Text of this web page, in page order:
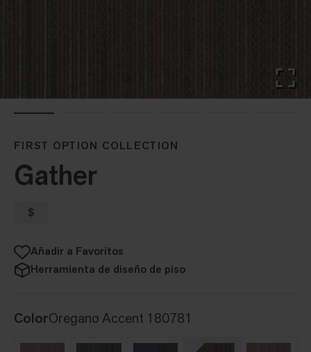
FIRST OPTION COLLECTION
Gather
$
Añadir a Favoritos
Herramienta de diseño de piso
ColorOregano Accent 180781